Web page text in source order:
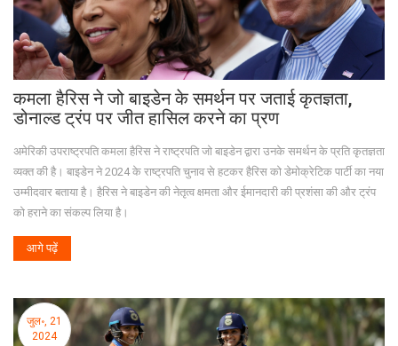
कमला हैरिस ने जो बाइडेन के समर्थन पर जताई कृतज्ञता,
डोनाल्ड ट्रंप पर जीत हासिल करने का प्रण
अमेरिकी उपराष्ट्रपति कमला हैरिस ने राष्ट्रपति जो बाइडेन द्वारा उनके समर्थन के प्रति कृतज्ञता
व्यक्त की है। बाइडेन ने 2024 के राष्ट्रपति चुनाव से हटकर हैरिस को डेमोक्रेटिक पार्टी का नया
उम्मीदवार बताया है। हैरिस ने बाइडेन की नेतृत्व क्षमता और ईमानदारी की प्रशंसा की और ट्रंप
को हराने का संकल्प लिया है।
आगे पढ़ें
जुल॰, 21
2024